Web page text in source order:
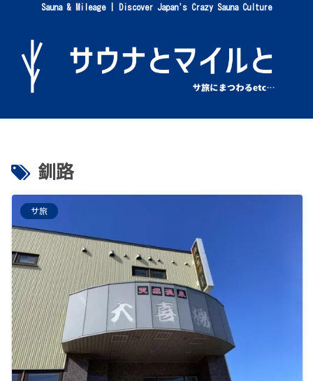
Sauna & Mileage | Discover Japan's Crazy Sauna Culture
釧路
サ旅